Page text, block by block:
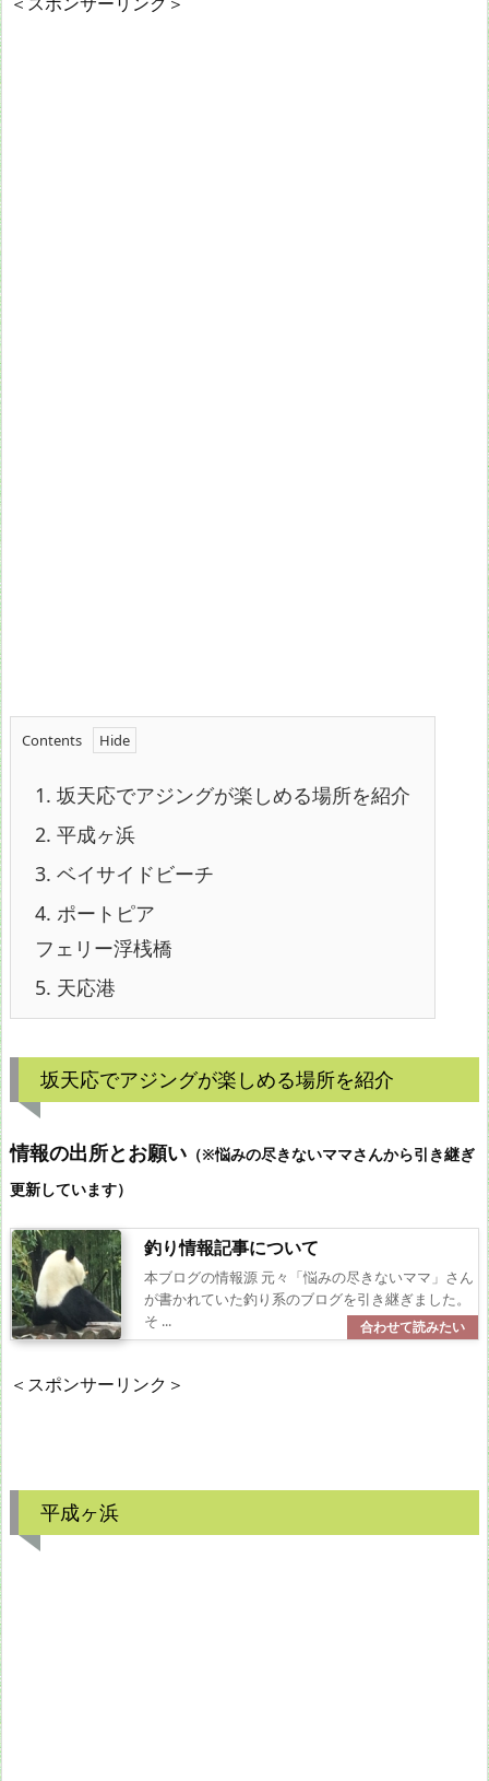
Contents
1. 坂天応でアジングが楽しめる場所を紹介
2. 平成ヶ浜
3. ベイサイドビーチ
4. ポートピア
フェリー浮桟橋
5. 天応港
坂天応でアジングが楽しめる場所を紹介
情報の出所とお願い （※悩みの尽きないママさんから引き継ぎ
更新しています）
釣り情報記事について
本ブログの情報源 元々「悩みの尽きないママ」さん
が書かれていた釣り系のブログを引き継ぎました。
そ ...
＜スポンサーリンク＞
平成ヶ浜